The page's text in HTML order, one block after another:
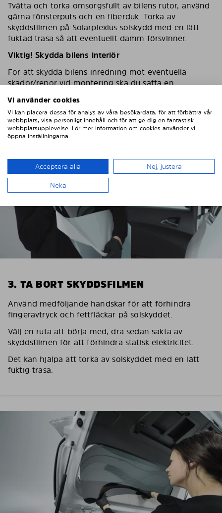
Tvätta och torka omsorgsfullt av bilens rutor, använd
gärna fönsterputs och en fiberduk. Torka av
skyddsfilmen på Solarplexius solskydd med en lätt
fuktad trasa så att eventuellt damm försvinner.
Viktig! Skydda bilens interiör
För att skydda bilens inredning mot eventuella
skador/repor vid montering ska du sätta en
3. TA BORT SKYDDSFILMEN
Använd medföljande handskar för att förhindra
fingeravtryck och fettfläckar på solskyddet.
Välj en ruta att börja med, dra sedan sakta av
skyddsfilmen för att förhindra statisk elektricitet.
Det kan hjälpa att torka av solskyddet med en lätt
fuktig trasa.
Vi använder cookies
Vi kan placera dessa för analys av våra besökardata, för att förbättra vår
webbplats, visa personligt innehåll och för att ge dig en fantastisk
webbplatsupplevelse. För mer information om cookies använder vi
öppna inställningarna.
Acceptera alla Nej, justera
Neka